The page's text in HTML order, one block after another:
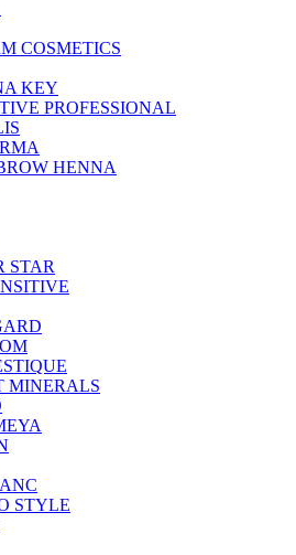
COSMETICS
KEY
PROFESSIONAL
HENNA
STAR
MINERALS
STYLE